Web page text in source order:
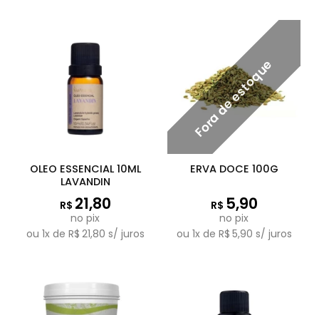
OLEO ESSENCIAL 10ML
LAVANDIN
R$ 21,80
no pix
ou 1x de R$ 21,80 s/ juros
Fora de estoque
ERVA DOCE 100G
R$ 5,90
no pix
ou 1x de R$ 5,90 s/ juros